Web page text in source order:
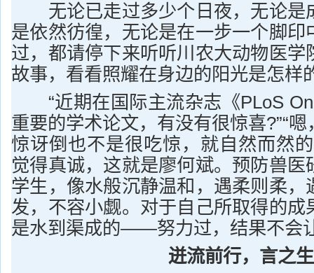
无论已走过多少个日夜，无论是
是依然彷徨，无论是在一步一个脚印
过，都请停下来听听川农大动物医学
故事，看看照耀在身边的阳光是怎样
“近期在国际主流杂志《PLoS
重要的学术论文，有没有很惊喜?”“
惊讶倒也不是很吃惊，就自然而然
觉得真诚，这就是廖何斌。预防兽医
学生，像水般沉静温和，遇柔则柔，
发，不容小觑。对于自己所取得的成
是水到渠成的——努力过，结果不会
迸流前行，言之